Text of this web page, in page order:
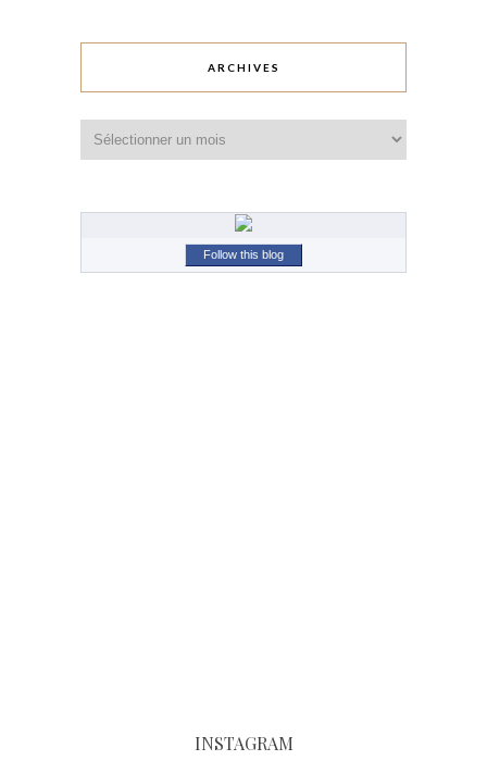
ARCHIVES
Follow this blog
INSTAGRAM